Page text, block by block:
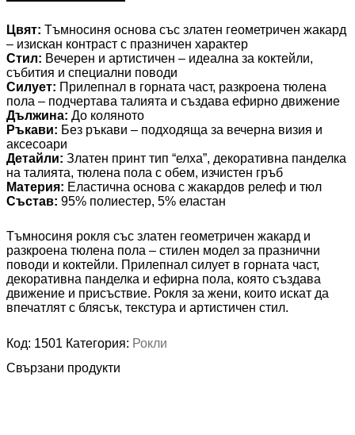
Цвят: Тъмносиня основа със златен геометричен жакард
– изискан контраст с празничен характер
Стил: Вечерен и артистичен – идеална за коктейли,
събития и специални поводи
Силует: Прилепнал в горната част, разкроена тюлена
пола – подчертава талията и създава ефирно движение
Дължина: До коляното
Ръкави: Без ръкави – подходяща за вечерна визия и
аксесоари
Детайли: Златен принт тип “елха”, декоративна панделка
на талията, тюлена пола с обем, изчистен гръб
Материя: Еластична основа с жакардов релеф и тюл
Състав: 95% полиестер, 5% еластан
Тъмносиня рокля със златен геометричен жакард и
разкроена тюлена пола – стилен модел за празнични
поводи и коктейли. Прилепнал силует в горната част,
декоративна панделка и ефирна пола, която създава
движение и присъствие. Рокля за жени, които искат да
впечатлят с блясък, текстура и артистичен стил.
Код: 1501 Категория: Рокли
Свързани продукти